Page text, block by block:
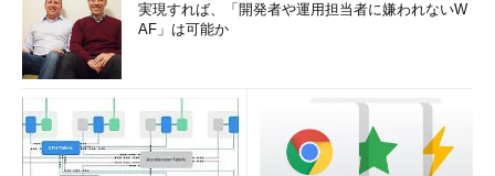
実現すれば、「開発者や運用担当者に嫌われないW
AF」は可能か